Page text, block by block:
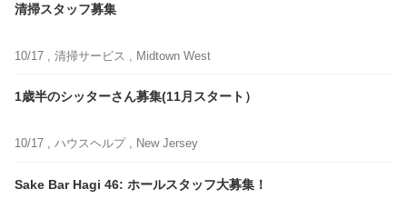
清掃スタッフ募集
10/17 , 清掃サービス , Midtown West
1歳半のシッターさん募集(11月スタート）
10/17 , ハウスヘルプ , New Jersey
Sake Bar Hagi 46: ホールスタッフ大募集！